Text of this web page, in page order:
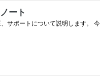
ート
ポートについて説明します。 今